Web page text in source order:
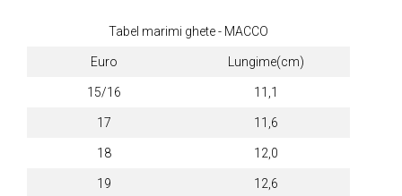
Tabel marimi ghete - MACCO
Euro Lungime(cm)
15/16 11,1
17 11,6
18 12,0
19 12,6